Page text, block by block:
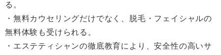
る。
・無料カウセリングだけでなく、脱毛・フェイシャルの
無料体験も受けられる。
・エステティシャンの徹底教育により、安全性の高いサ